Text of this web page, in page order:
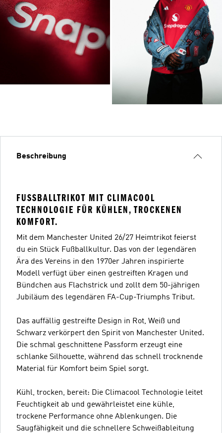
Beschreibung
FUSSBALLTRIKOT MIT CLIMACOOL T
ECHNOLOGIE FÜR KÜHLEN, TROCKENEN K
OMFORT.
Mit dem Manchester United 26/27 Heimtrikot feierst
du ein Stück Fußballkultur. Das von der legendären
Ära des Vereins in den 1970er Jahren inspirierte
Modell verfügt über einen gestreiften Kragen und
Bündchen aus Flachstrick und zollt dem 50-jährigen
Jubiläum des legendären FA-Cup-Triumphs Tribut.
Das auffällig gestreifte Design in Rot, Weiß und
Schwarz verkörpert den Spirit von Manchester United.
Die schmal geschnittene Passform erzeugt eine
schlanke Silhouette, während das schnell trocknende
Material für Komfort beim Spiel sorgt.
Kühl, trocken, bereit: Die Climacool Technologie leitet
Feuchtigkeit ab und gewährleistet eine kühle,
trockene Performance ohne Ablenkungen. Die
Saugfähigkeit und die schnellere Schweißableitung